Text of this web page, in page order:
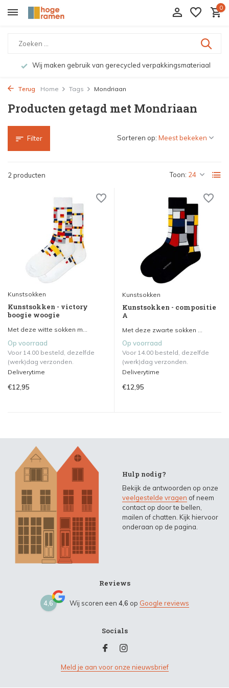
0
Wij maken gebruik van gerecycled verpakkingsmateriaal
Terug Home Tags Mondriaan
Producten getagd met Mondriaan
Filter
2 producten Toon:
Sorteren op:
Kunstsokken
Kunstsokken - victory
boogie woogie
Met deze witte sokken m...
Op voorraad
Voor 14.00 besteld, dezelfde
(werk)dag verzonden.
Deliverytime
€12,95
Kunstsokken
Kunstsokken - compositie
A
Met deze zwarte sokken ...
Op voorraad
Voor 14.00 besteld, dezelfde
(werk)dag verzonden.
Deliverytime
€12,95
Hulp nodig?
Bekijk de antwoorden op onze
veelgestelde vragen of neem
contact op door te bellen,
mailen of chatten. Kijk hiervoor
onderaan op de pagina.
Reviews
4,6 Wij scoren een 4,6 op Google reviews
Socials
Meld je aan voor onze nieuwsbrief